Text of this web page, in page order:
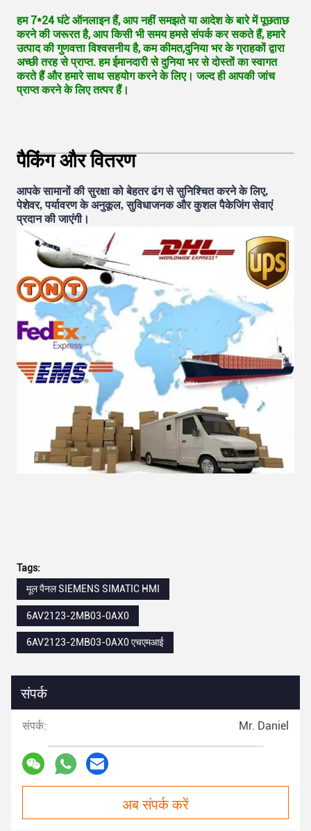
हम 7*24 घंटे ऑनलाइन हैं, आप नहीं समझते या आदेश के बारे में पूछताछ
करने की जरूरत है, आप किसी भी समय हमसे संपर्क कर सकते हैं, हमारे
उत्पाद की गुणवत्ता विश्वसनीय है, कम कीमत,दुनिया भर के ग्राहकों द्वारा
अच्छी तरह से प्राप्त. हम ईमानदारी से दुनिया भर से दोस्तों का स्वागत
करते हैं और हमारे साथ सहयोग करने के लिए। जल्द ही आपकी जांच
प्राप्त करने के लिए तत्पर हैं।
पैकिंग और वितरण
आपके सामानों की सुरक्षा को बेहतर ढंग से सुनिश्चित करने के लिए,
पेशेवर, पर्यावरण के अनुकूल, सुविधाजनक और कुशल पैकेजिंग सेवाएं
प्रदान की जाएंगी।
Tags:
मूल पैनल SIEMENS SIMATIC HMI
6AV2123-2MB03-0AX0
6AV2123-2MB03-0AX0 एचएमआई
संपर्क
संपर्क: Mr. Daniel
अब संपर्क करें